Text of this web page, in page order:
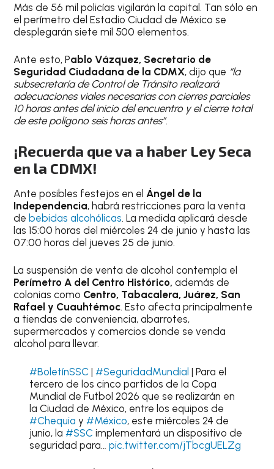
Más de 56 mil policías vigilarán la capital. Tan sólo en
el perímetro del Estadio Ciudad de México se
desplegarán siete mil 500 elementos.
Ante esto, Pablo Vázquez, Secretario de
Seguridad Ciudadana de la CDMX, dijo que “la
subsecretaría de Control de Tránsito realizará
adecuaciones viales necesarias con cierres parciales
10 horas antes del inicio del encuentro y el cierre total
de este polígono seis horas antes”.
¡Recuerda que va a haber Ley Seca
en la CDMX!
Ante posibles festejos en el Ángel de la
Independencia, habrá restricciones para la venta
debebidas alcohólicas. La medida aplicará desde
las 15:00 horas del miércoles 24 de junio y hasta las
07:00 horas del jueves 25 de junio.
La suspensión de venta de alcohol contempla el
Perímetro A del Centro Histórico, además de
colonias como Centro, Tabacalera, Juárez, San
Rafael y Cuauhtémoc. Esto afecta principalmente
a tiendas de conveniencia, abarrotes,
supermercados y comercios donde se venda
alcohol para llevar.
#BoletínSSC | #SeguridadMundial | Para el
tercero de los cinco partidos de la Copa
Mundial de Futbol 2026 que se realizarán en
la Ciudad de México, entre los equipos de
#Chequia y #México, este miércoles 24 de
junio, la #SSC implementará un dispositivo de
seguridad para… pic.twitter.com/jTbcgUELZg